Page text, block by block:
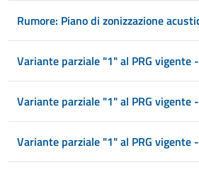
Rumore: Piano di zonizzazione
Variante parziale "1" al PRG vigente
Variante parziale "1" al PRG vigente
Variante parziale "1" al PRG vigente